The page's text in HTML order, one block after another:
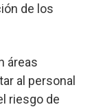
de los
áreas
al personal
riesgo de